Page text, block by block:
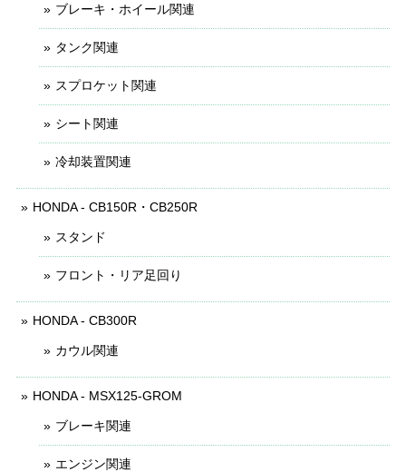
ブレーキ・ホイール関連
タンク関連
スプロケット関連
シート関連
冷却装置関連
HONDA - CB150R・CB250R
スタンド
フロント・リア足回り
HONDA - CB300R
カウル関連
HONDA - MSX125-GROM
ブレーキ関連
エンジン関連